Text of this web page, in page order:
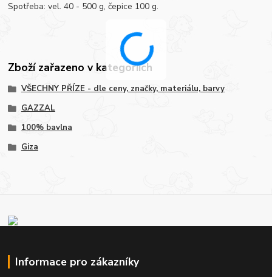
Spotřeba: vel. 40 - 500 g, čepice 100 g.
Zboží zařazeno v kategoriích
VŠECHNY PŘÍZE - dle ceny, značky, materiálu, barvy
GAZZAL
100% bavlna
Giza
Informace pro zákazníky